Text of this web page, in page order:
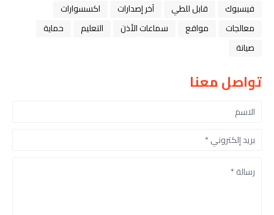
فيسبوك
قابل للطي آخر إصدارات
اكسسوارات
معالجات
مواقع سماعات الأذن التعليم
حماية
صيانة
تواصل معنا